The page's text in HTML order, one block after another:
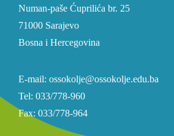
Numan-paše Ćuprilića br. 25
71000 Sarajevo
Bosna i Hercegovina
E-mail: ossokolje@ossokolje.edu.ba
Tel: 033/778-960
Fax: 033/778-964